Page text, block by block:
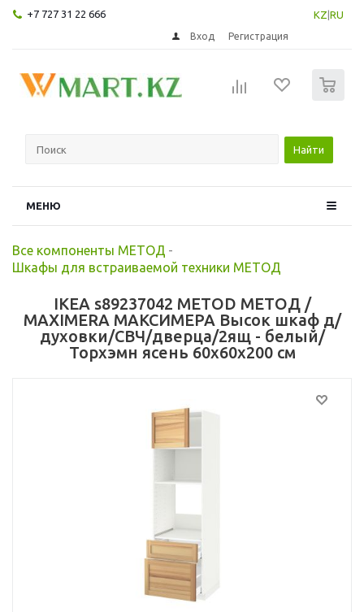
+7 727 31 22 666 KZ RU
Вход Регистрация
Найти
МЕНЮ
Все компоненты МЕТОД -
Шкафы для встраиваемой техники МЕТОД
IKEA s89237042 METOD МЕТОД /
MAXIMERA МАКСИМЕРА Высок шкаф д/
духовки/СВЧ/дверца/2ящ - белый/
Торхэмн ясень 60x60x200 см